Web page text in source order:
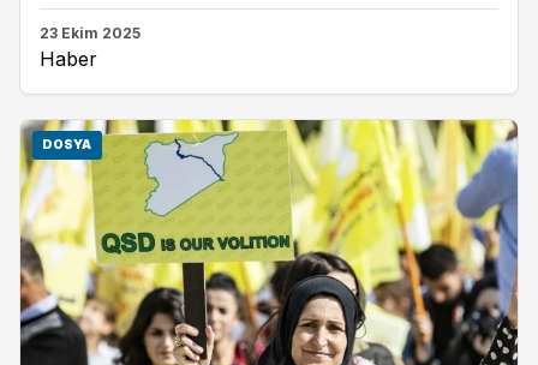
23 Ekim 2025
Haber
DOSYA